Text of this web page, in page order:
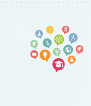
Перейти
контенту